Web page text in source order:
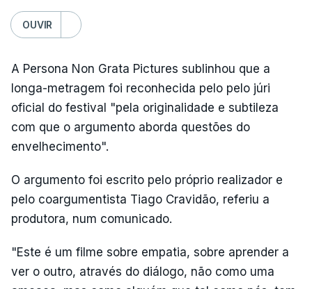
OUVIR
A Persona Non Grata Pictures sublinhou que a
longa-metragem foi reconhecida pelo pelo júri
oficial do festival "pela originalidade e subtileza
com que o argumento aborda questões do
envelhecimento".
O argumento foi escrito pelo próprio realizador e
pelo coargumentista Tiago Cravidão, referiu a
produtora, num comunicado.
"Este é um filme sobre empatia, sobre aprender a
ver o outro, através do diálogo, não como uma